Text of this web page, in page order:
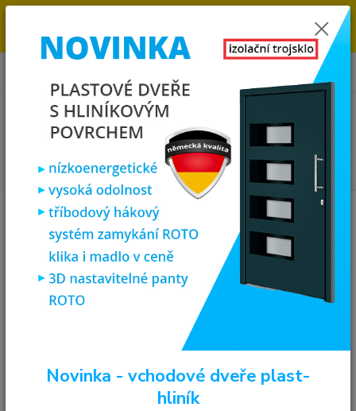
OBJEDNÁVKOU. MÁME 7 000 OKEN A DVEŘÍ SKLADEM U NÁS V
KLATOVECH.
0
0,00 Kč
Vchodové dveře
SOFT vchodové plastové dveře Paris , ořech/bílá,
SOFT vchodové plastové dveře
Paris , ořech/bílá, 98x200
Novinka - vchodové dveře plast-
hliník